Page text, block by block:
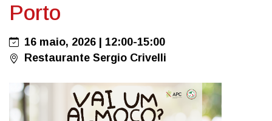
Porto
16 maio, 2026 | 12:00-15:00
Restaurante Sergio Crivelli